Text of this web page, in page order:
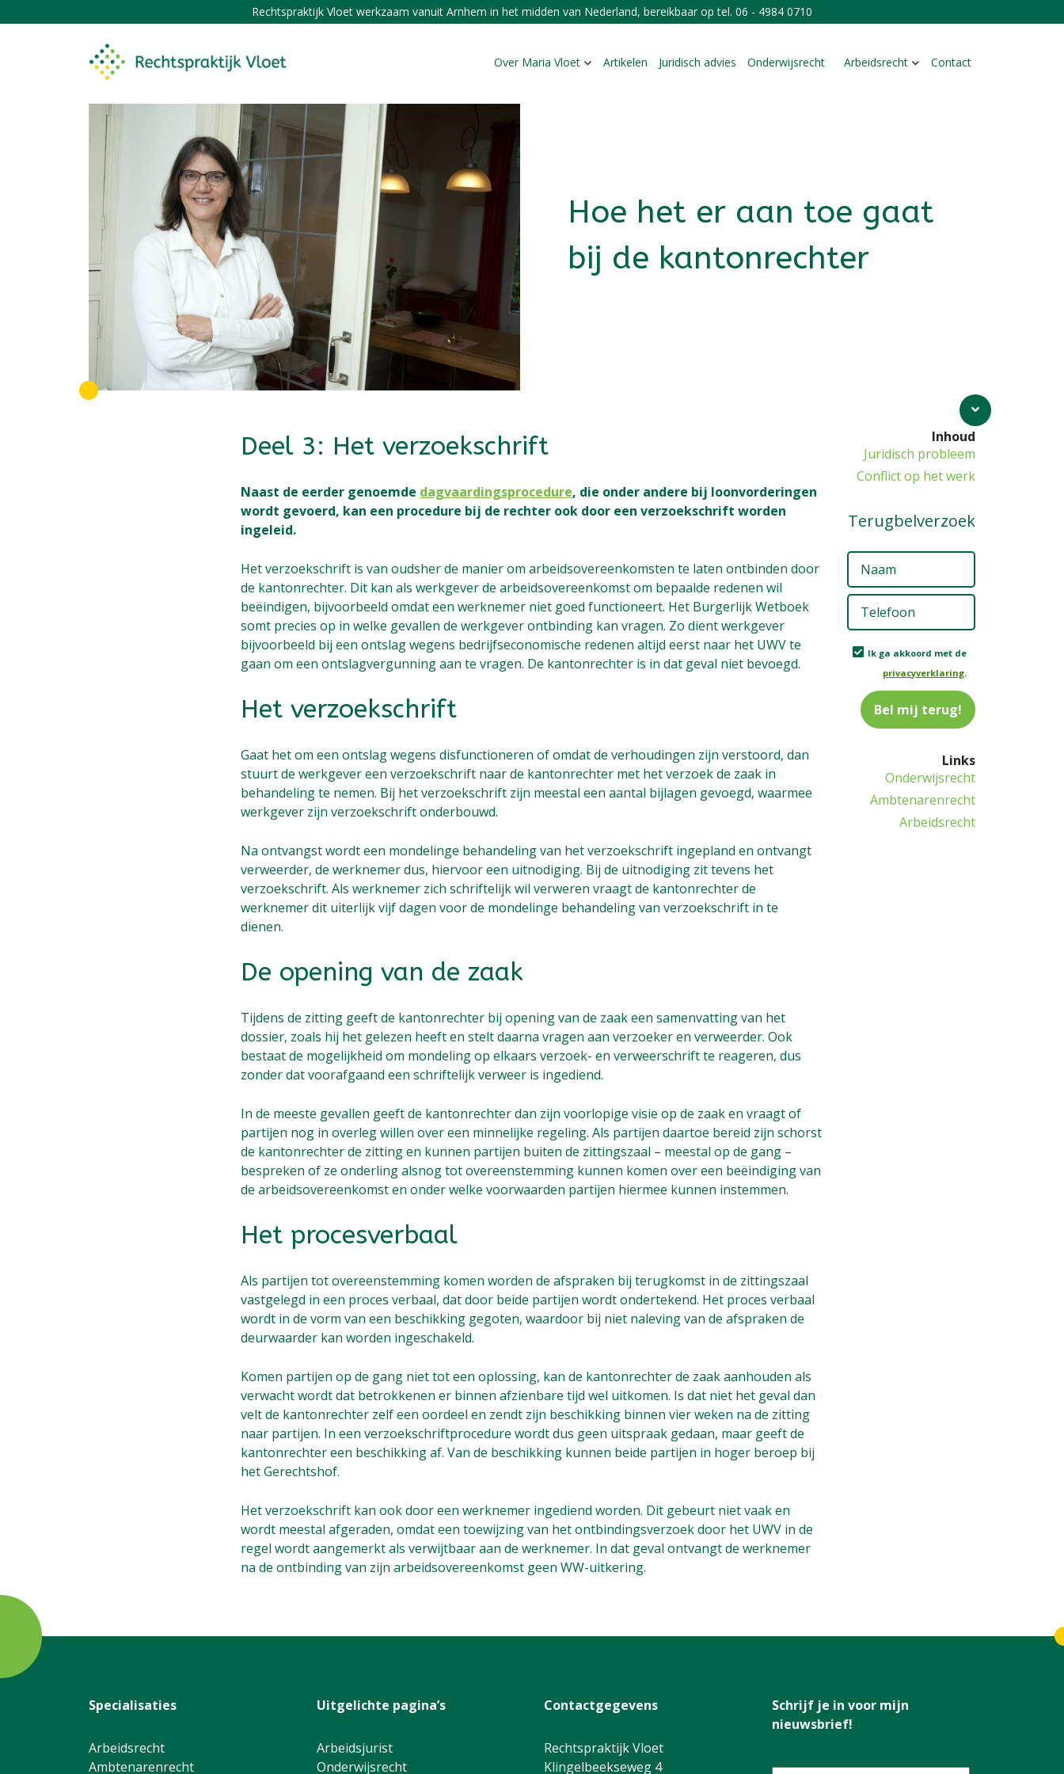
Rechtspraktijk Vloet werkzaam vanuit Arnhem in het midden van Nederland, bereikbaar op tel. 06 - 4984 0710
Over Maria Vloet Artikelen Juridisch advies Onderwijsrecht Arbeidsrecht Contact
Hoe het er aan toe gaat
bij de kantonrechter
Deel 3: Het verzoekschrift
Naast de eerder genoemde dagvaardingsprocedure, die onder andere bij loonvorderingen
wordt gevoerd, kan een procedure bij de rechter ook door een verzoekschrift worden
ingeleid.
Het verzoekschrift is van oudsher de manier om arbeidsovereenkomsten te laten ontbinden door
de kantonrechter. Dit kan als werkgever de arbeidsovereenkomst om bepaalde redenen wil
beëindigen, bijvoorbeeld omdat een werknemer niet goed functioneert. Het Burgerlijk Wetboek
somt precies op in welke gevallen de werkgever ontbinding kan vragen. Zo dient werkgever
bijvoorbeeld bij een ontslag wegens bedrijfseconomische redenen altijd eerst naar het UWV te
gaan om een ontslagvergunning aan te vragen. De kantonrechter is in dat geval niet bevoegd.
Het verzoekschrift
Gaat het om een ontslag wegens disfunctioneren of omdat de verhoudingen zijn verstoord, dan
stuurt de werkgever een verzoekschrift naar de kantonrechter met het verzoek de zaak in
behandeling te nemen. Bij het verzoekschrift zijn meestal een aantal bijlagen gevoegd, waarmee
werkgever zijn verzoekschrift onderbouwd.
Na ontvangst wordt een mondelinge behandeling van het verzoekschrift ingepland en ontvangt
verweerder, de werknemer dus, hiervoor een uitnodiging. Bij de uitnodiging zit tevens het
verzoekschrift. Als werknemer zich schriftelijk wil verweren vraagt de kantonrechter de
werknemer dit uiterlijk vijf dagen voor de mondelinge behandeling van verzoekschrift in te
dienen.
De opening van de zaak
Tijdens de zitting geeft de kantonrechter bij opening van de zaak een samenvatting van het
dossier, zoals hij het gelezen heeft en stelt daarna vragen aan verzoeker en verweerder. Ook
bestaat de mogelijkheid om mondeling op elkaars verzoek- en verweerschrift te reageren, dus
zonder dat voorafgaand een schriftelijk verweer is ingediend.
In de meeste gevallen geeft de kantonrechter dan zijn voorlopige visie op de zaak en vraagt of
partijen nog in overleg willen over een minnelijke regeling. Als partijen daartoe bereid zijn schorst
de kantonrechter de zitting en kunnen partijen buiten de zittingszaal – meestal op de gang –
bespreken of ze onderling alsnog tot overeenstemming kunnen komen over een beëindiging van
de arbeidsovereenkomst en onder welke voorwaarden partijen hiermee kunnen instemmen.
Het procesverbaal
Als partijen tot overeenstemming komen worden de afspraken bij terugkomst in de zittingszaal
vastgelegd in een proces verbaal, dat door beide partijen wordt ondertekend. Het proces verbaal
wordt in de vorm van een beschikking gegoten, waardoor bij niet naleving van de afspraken de
deurwaarder kan worden ingeschakeld.
Komen partijen op de gang niet tot een oplossing, kan de kantonrechter de zaak aanhouden als
verwacht wordt dat betrokkenen er binnen afzienbare tijd wel uitkomen. Is dat niet het geval dan
velt de kantonrechter zelf een oordeel en zendt zijn beschikking binnen vier weken na de zitting
naar partijen. In een verzoekschriftprocedure wordt dus geen uitspraak gedaan, maar geeft de
kantonrechter een beschikking af. Van de beschikking kunnen beide partijen in hoger beroep bij
het Gerechtshof.
Het verzoekschrift kan ook door een werknemer ingediend worden. Dit gebeurt niet vaak en
wordt meestal afgeraden, omdat een toewijzing van het ontbindingsverzoek door het UWV in de
regel wordt aangemerkt als verwijtbaar aan de werknemer. In dat geval ontvangt de werknemer
na de ontbinding van zijn arbeidsovereenkomst geen WW-uitkering.
Inhoud
Juridisch probleem
Conflict op het werk
Terugbelverzoek
Naam
Telefoon
de
Ik ga akkoord met de
privacyverklaring.
Links
Onderwijsrecht
Ambtenarenrecht
Arbeidsrecht
Specialisaties
Arbeidsrecht
Ambtenarenrecht
Uitgelichte pagina’s
Arbeidsjurist
Onderwijsrecht
Contactgegevens
Rechtspraktijk Vloet
Klingelbeekseweg 4
Schrijf je in voor mijn
nieuwsbrief!
Naam